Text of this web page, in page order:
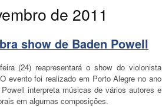
de 2011
show de Baden Powell
(24) reapresentará o show do violonista
evento foi realizado em Porto Alegre no ano
interpreta músicas de vários autores e
em algumas composições.